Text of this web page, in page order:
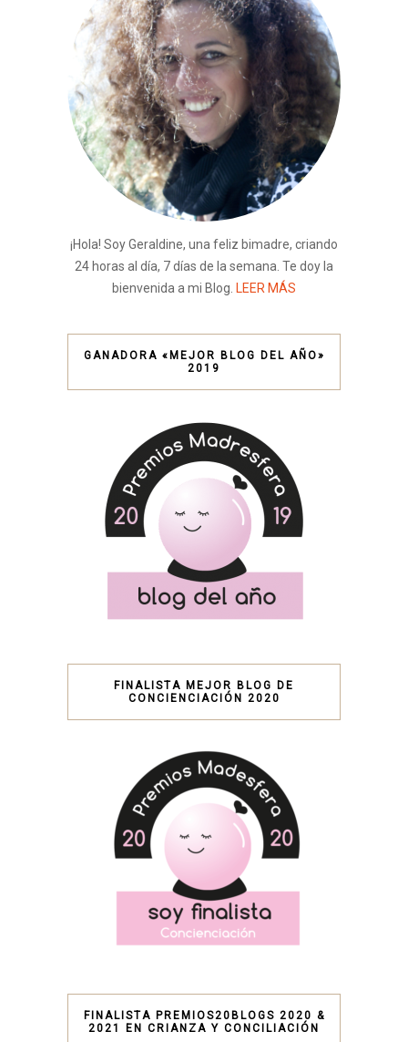
¡Hola! Soy Geraldine, una feliz bimadre, criando
24 horas al día, 7 días de la semana. Te doy la
bienvenida a mi Blog. LEER MÁS
GANADORA «MEJOR BLOG DEL AÑO»
2019
FINALISTA MEJOR BLOG DE
CONCIENCIACIÓN 2020
FINALISTA PREMIOS20BLOGS 2020 &
2021 EN CRIANZA Y CONCILIACIÓN